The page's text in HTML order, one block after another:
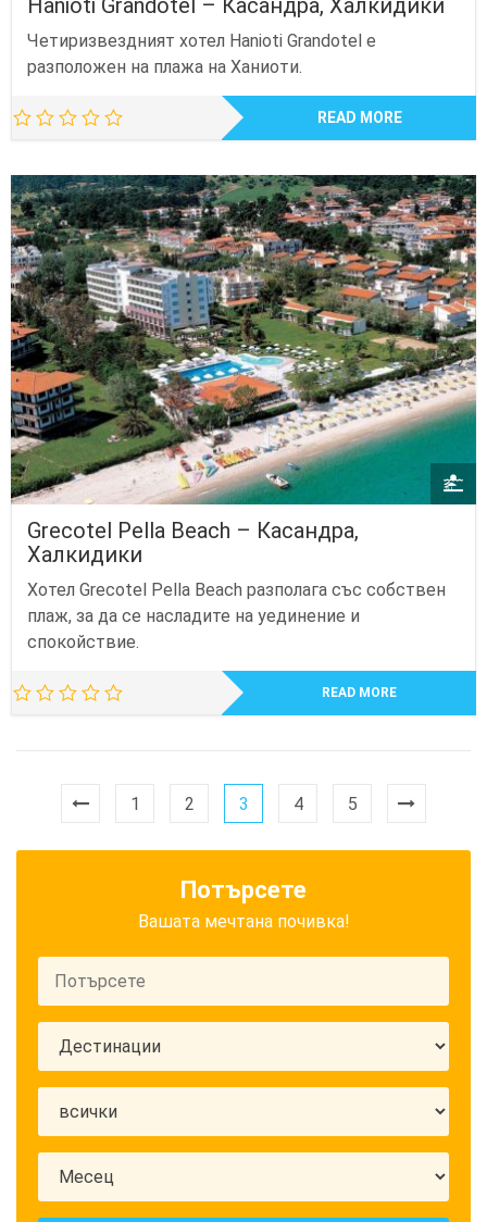
Четиризвездният хотел Hanioti Grandotel е
разположен на плажа на Ханиоти.
READ MORE
Grecotel Pella Beach – Касандра,
Халкидики
Хотел Grecotel Pella Beach разполага със собствен
плаж, за да се насладите на уединение и
спокойствие.
READ MORE
1 2 3 4 5
Потърсете
Вашата мечтана почивка!